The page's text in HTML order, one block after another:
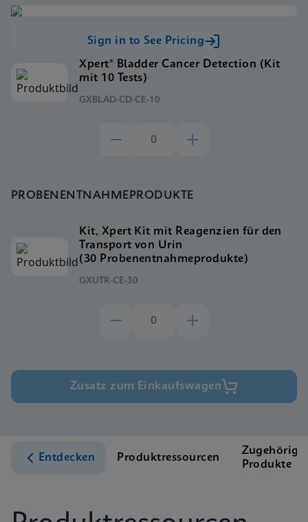
Sign in to See Pricing
Xpert® Bladder Cancer Detection (Kit
mit 10 Tests)
GXBLAD-CD-CE-10
PROBENENTNAHMEPRODUKTE
Kit, Xpert Kit mit Reagenzien für den
Transport von Urin
(30 Probenentnahmeprodukte)
GXUTR-CE-30
Zusatz zum Einkaufswagen
Entdecken Produktressourcen
Zugehörige
Produkte